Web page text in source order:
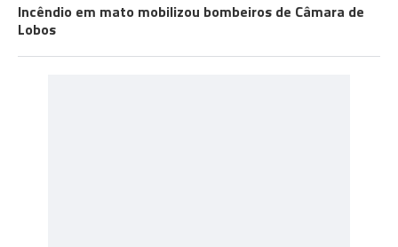
Incêndio em mato mobilizou bombeiros de Câmara de
Lobos